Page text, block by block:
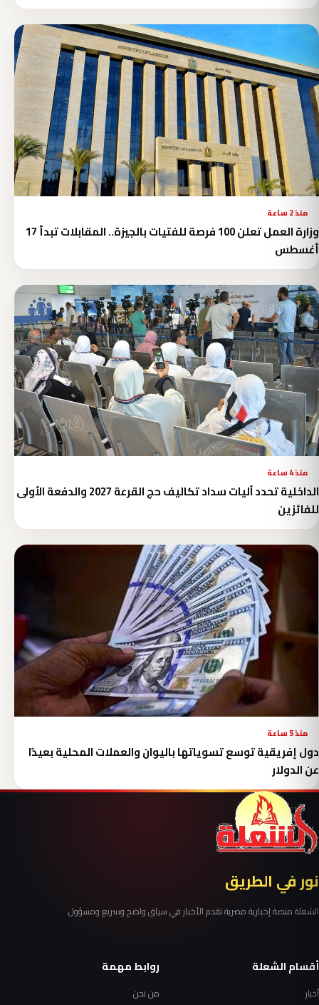
منذ 2 ساعة
وزارة العمل تعلن 100 فرصة للفتيات بالجيزة.. المقابلات تبدأ 17
أغسطس
منذ 4 ساعة
الداخلية تحدد آليات سداد تكاليف حج القرعة 2027 والدفعة الأولى
للفائزين
منذ 5 ساعة
دول إفريقية توسع تسوياتها باليوان والعملات المحلية بعيدًا
عن الدولار
نور في الطريق
الشعلة منصة إخبارية مصرية تقدم الأخبار في سياق واضح وسريع ومسؤول.
أقسام الشعلة
أخبار
روابط مهمة
من نحن